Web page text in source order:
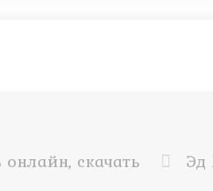
скачать Эд